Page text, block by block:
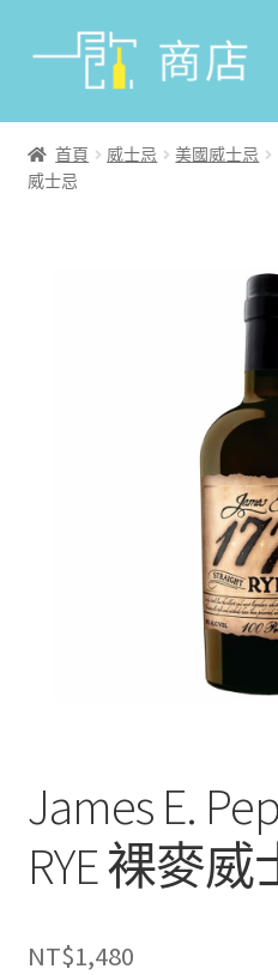
首頁
葡萄酒
首頁 威士忌 美國威士忌
威士忌
James E.
RYE 裸麥威
NT$1,480